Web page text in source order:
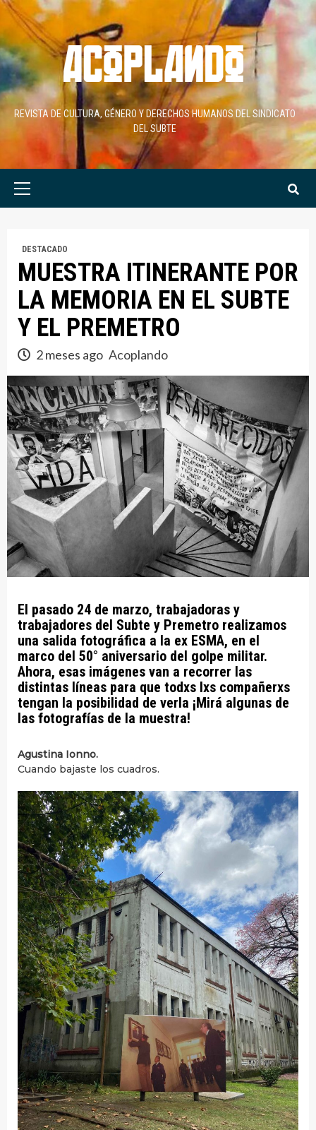
Skip
to
content
REVISTA DE CULTURA, GÉNERO Y DERECHOS HUMANOS DEL SINDICATO
DEL SUBTE
Primary
DESTACADO
MUESTRA ITINERANTE POR
LA MEMORIA EN EL SUBTE
Y EL PREMETRO
2 meses ago Acoplando
El pasado 24 de marzo, trabajadoras y
trabajadores del Subte y Premetro realizamos
una salida fotográfica a la ex ESMA, en el
marco del 50° aniversario del golpe militar.
Ahora, esas imágenes van a recorrer las
distintas líneas para que todxs lxs compañerxs
tengan la posibilidad de verla ¡Mirá algunas de
las fotografías de la muestra!
Agustina Ionno.
Cuando bajaste los cuadros.